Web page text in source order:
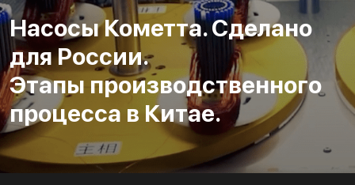
Насосы Кометта. Сделано
для России.
Этапы производственного
процесса в Китае.